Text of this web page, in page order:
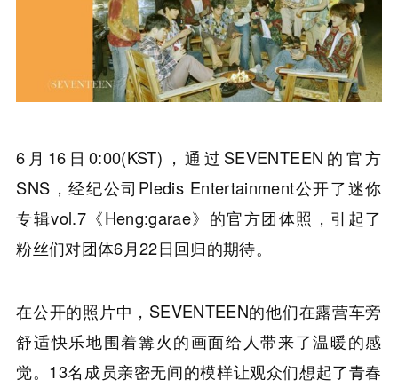
6月16日0:00(KST)，通过SEVENTEEN的官方
SNS，经纪公司Pledis Entertainment公开了迷你
专辑vol.7《Heng:garae》的官方团体照，引起了
粉丝们对团体6月22日回归的期待。
在公开的照片中，SEVENTEEN的他们在露营车旁
舒适快乐地围着篝火的画面给人带来了温暖的感
觉。13名成员亲密无间的模样让观众们想起了青春